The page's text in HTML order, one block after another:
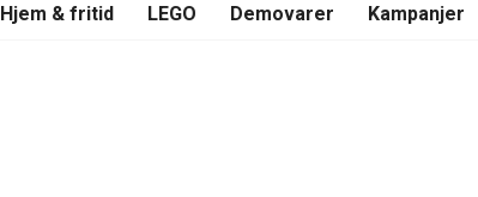
Hjem & fritid LEGO Demovarer Kampanjer